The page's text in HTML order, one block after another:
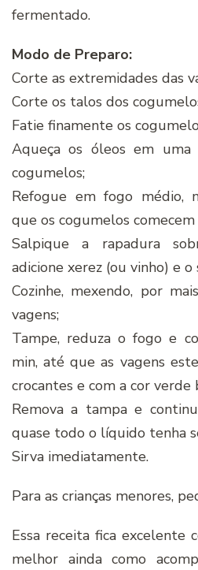
fermentado.
Modo de Preparo:
Corte as extremidades das
Corte os talos dos
Fatie finamente os
Aqueça os óleos em uma
cogumelos;
Refogue em fogo médio,
que os cogumelos comecem
Salpique a rapadura
adicione xerez (ou vinho) e o
Cozinhe, mexendo, por
vagens;
Tampe, reduza o fogo e
min, até que as vagens
crocantes e com a cor verde
Remova a tampa e
quase todo o lí­quido tenha
Sirva imediatamente.
Para as crianças menores,
Essa receita fica excelente
melhor ainda como